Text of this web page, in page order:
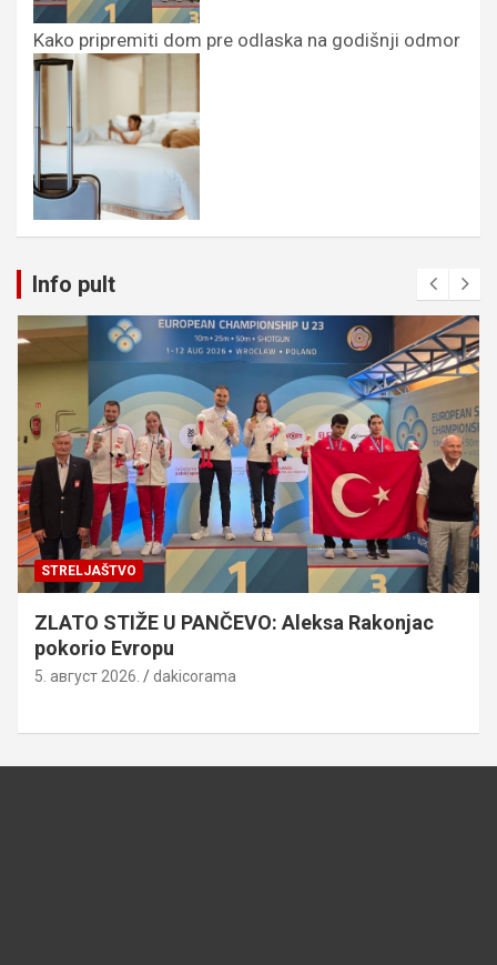
Kako pripremiti dom pre odlaska na godišnji odmor
Info pult
STRELJAŠTVO
ZLATO STIŽE U PANČEVO: Aleksa Rakonjac
pokorio Evropu
5. август 2026. dakicorama